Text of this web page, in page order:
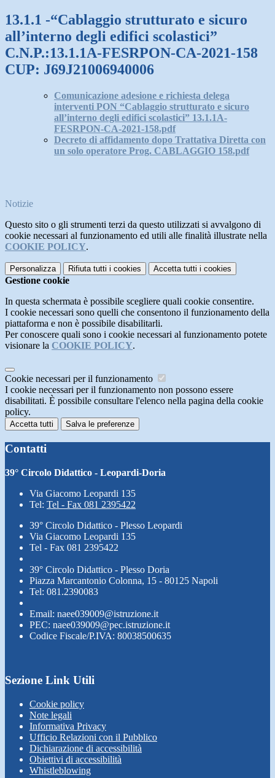
13.1.1 -“Cablaggio strutturato e sicuro
all’interno degli edifici scolastici”
C.N.P.:13.1.1A-FESRPON-CA-2021-158
CUP: J69J21006940006
Comunicazione adesione e richiesta delega
interventi PON “Cablaggio strutturato e sicuro
all’interno degli edifici scolastici” 13.1.1A-
FESRPON-CA-2021-158.pdf
Decreto di affidamento dopo Trattativa Diretta con
un solo operatore Prog. CABLAGGIO 158.pdf
Notizie
Questo sito o gli strumenti terzi da questo utilizzati si avvalgono di
cookie necessari al funzionamento ed utili alle finalità illustrate nella
COOKIE POLICY.
Personalizza Rifiuta tutti i cookies Accetta tutti i cookies
Gestione cookie
In questa schermata è possibile scegliere quali cookie consentire.
I cookie necessari sono quelli che consentono il funzionamento della
piattaforma e non è possibile disabilitarli.
Per conoscere quali sono i cookie necessari al funzionamento potete
visionare la COOKIE POLICY.
Cookie necessari per il funzionamento
I cookie necessari per il funzionamento non possono essere
disabilitati. È possibile consultare l'elenco nella pagina della cookie
policy.
Accetta tutti Salva le preferenze
Contatti
39° Circolo Didattico - Leopardi-Doria
Via Giacomo Leopardi 135
Tel: Tel - Fax 081 2395422
39° Circolo Didattico - Plesso Leopardi
Via Giacomo Leopardi 135
Tel - Fax 081 2395422
39° Circolo Didattico - Plesso Doria
Piazza Marcantonio Colonna, 15 - 80125 Napoli
Tel: 081.2390083
Email: naee039009@istruzione.it
PEC: naee039009@pec.istruzione.it
Codice Fiscale/P.IVA: 80038500635
Sezione Link Utili
Cookie policy
Note legali
Informativa Privacy
Ufficio Relazioni con il Pubblico
Dichiarazione di accessibilità
Obiettivi di accessibilità
Whistleblowing